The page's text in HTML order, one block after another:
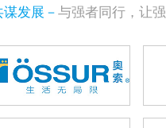
发展－ 与强者同行，让